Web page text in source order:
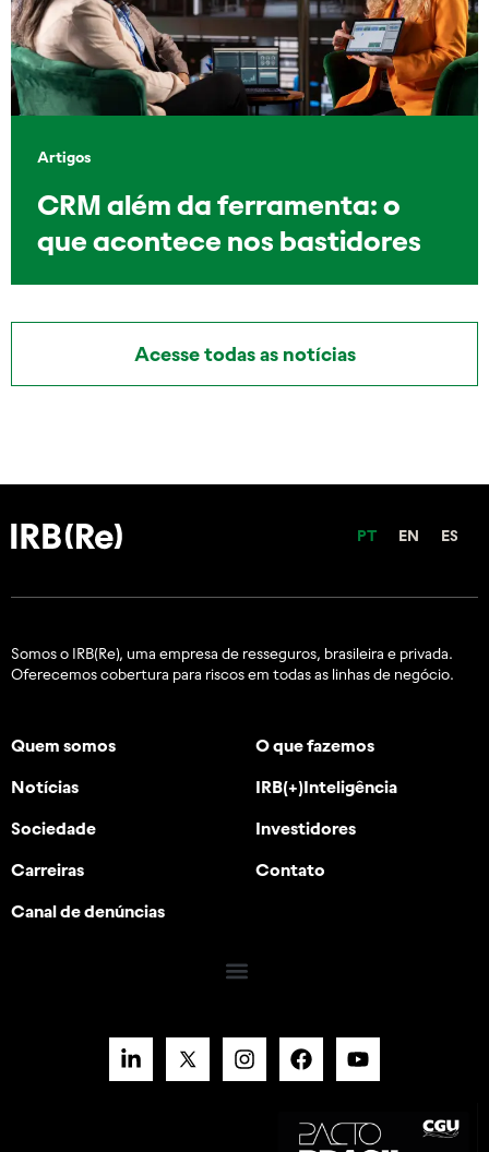
Artigos
CRM além da ferramenta: o
que acontece nos bastidores
Acesse todas as notícias
PT EN ES
Somos o IRB(Re), uma empresa de resseguros, brasileira e privada.
Oferecemos cobertura para riscos em todas as linhas de negócio.
Quem somos O que fazemos
Notícias IRB(+)Inteligência
Sociedade Investidores
Carreiras Contato
Canal de denúncias